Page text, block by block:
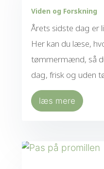
Viden og Forskning
Årets sidste dag er
Her kan du læse,
tømmermænd, så
dag, frisk og uden
læs mere